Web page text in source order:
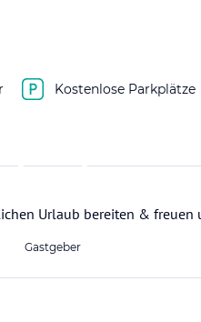
Kostenlose Parkplätze
Urlaub bereiten & freuen
Gastgeber